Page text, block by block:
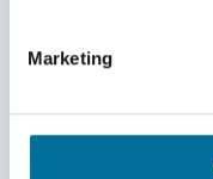
Marketing